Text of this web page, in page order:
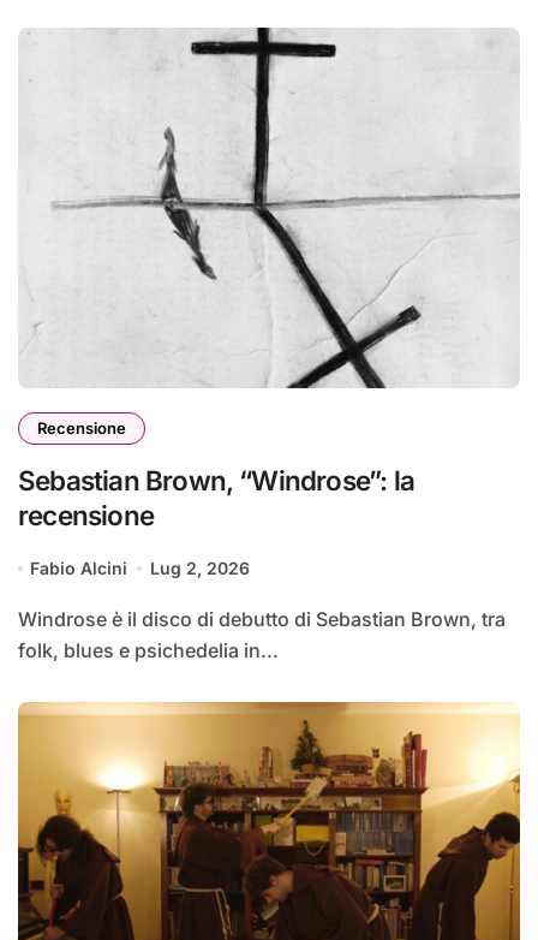
Recensione
Sebastian Brown, “Windrose”: la
recensione
Fabio Alcini Lug 2, 2026
Windrose è il disco di debutto di Sebastian Brown, tra
folk, blues e psichedelia in...